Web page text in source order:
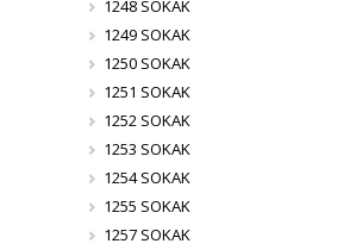
1248 SOKAK
1249 SOKAK
1250 SOKAK
1251 SOKAK
1252 SOKAK
1253 SOKAK
1254 SOKAK
1255 SOKAK
1257 SOKAK